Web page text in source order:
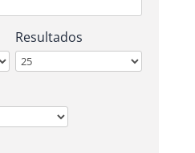
Resultados